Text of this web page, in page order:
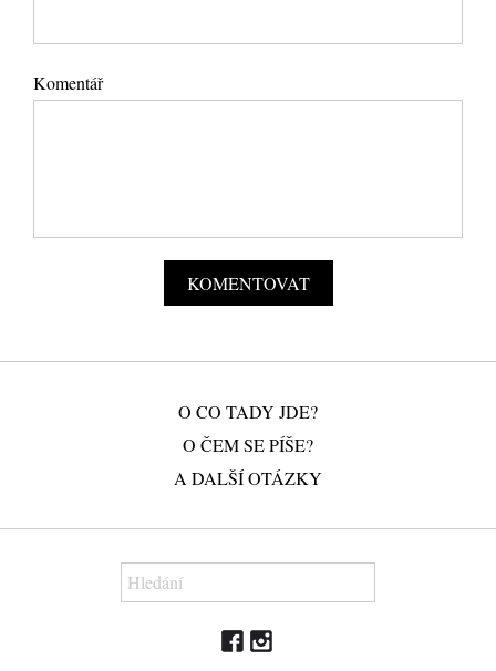
Komentář
O CO TADY JDE?
O ČEM SE PÍŠE?
A DALŠÍ OTÁZKY